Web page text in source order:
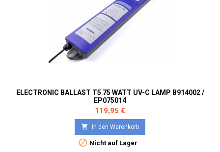
ELECTRONIC BALLAST T5 75 WATT UV-C LAMP B914002 /
EP075014
Preis
119,95 €
 In den Warenkorb
 Nicht auf Lager